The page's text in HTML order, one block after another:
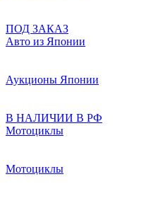
ПОД ЗАКАЗ
Авто из Японии
Аукционы Японии
В НАЛИЧИИ В РФ
Мотоциклы
Мотоциклы